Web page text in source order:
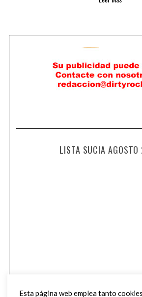
LISTA SUCIA
Esta página web emplea tanto cookies